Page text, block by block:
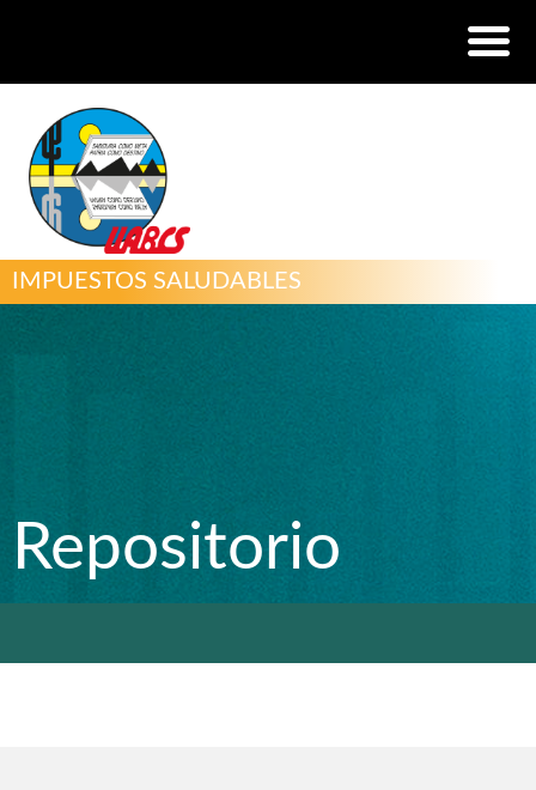
IMPUESTOS SALUDABLES
Repositorio